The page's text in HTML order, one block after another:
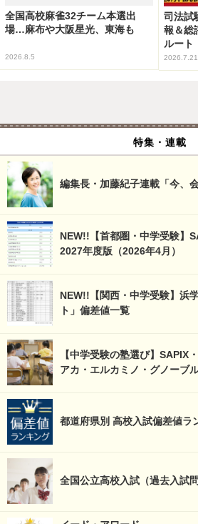
全国高校麻雀32チーム本選出
場…麻布や大阪星光、東海も
2026.8.5
司法試
報＆総
ルート
2026.7.21
特集・連載
編集長・加藤紀子連載「今、
NEW!!【首都圏・中学受験】
2027年度版（2026年4月）
NEW!!【関西・中学受験】浜
ト」偏差値一覧
【中学受験の塾選び】SAPIX
アカ・エルカミノ・グノーブ
都道府県別 高校入試偏差値ラ
全国公立高校入試（過去入試